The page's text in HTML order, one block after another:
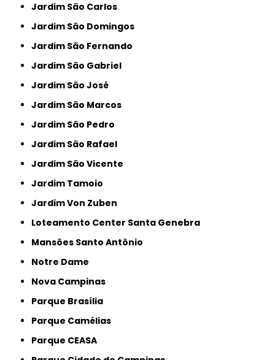
Jardim São Carlos
Jardim São Domingos
Jardim São Fernando
Jardim São Gabriel
Jardim São José
Jardim São Marcos
Jardim São Pedro
Jardim São Rafael
Jardim São Vicente
Jardim Tamoio
Jardim Von Zuben
Loteamento Center Santa Genebra
Mansões Santo Antônio
Notre Dame
Nova Campinas
Parque Brasília
Parque Camélias
Parque CEASA